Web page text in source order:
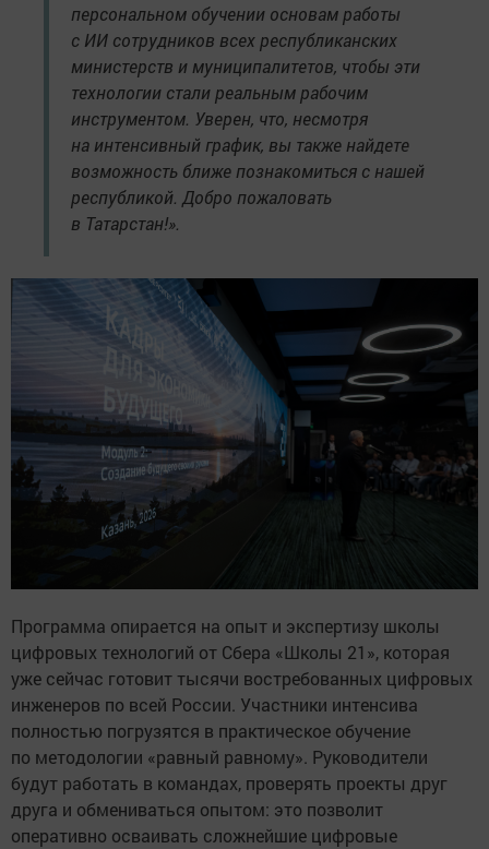
персональном обучении основам работы
с ИИ сотрудников всех республиканских
министерств и муниципалитетов, чтобы эти
технологии стали реальным рабочим
инструментом. Уверен, что, несмотря
на интенсивный график, вы также найдете
возможность ближе познакомиться с нашей
республикой. Добро пожаловать
в Татарстан!».
Программа опирается на опыт и экспертизу школы
цифровых технологий от Сбера «Школы 21», которая
уже сейчас готовит тысячи востребованных цифровых
инженеров по всей России. Участники интенсива
полностью погрузятся в практическое обучение
по методологии «равный равному». Руководители
будут работать в командах, проверять проекты друг
друга и обмениваться опытом: это позволит
оперативно осваивать сложнейшие цифровые